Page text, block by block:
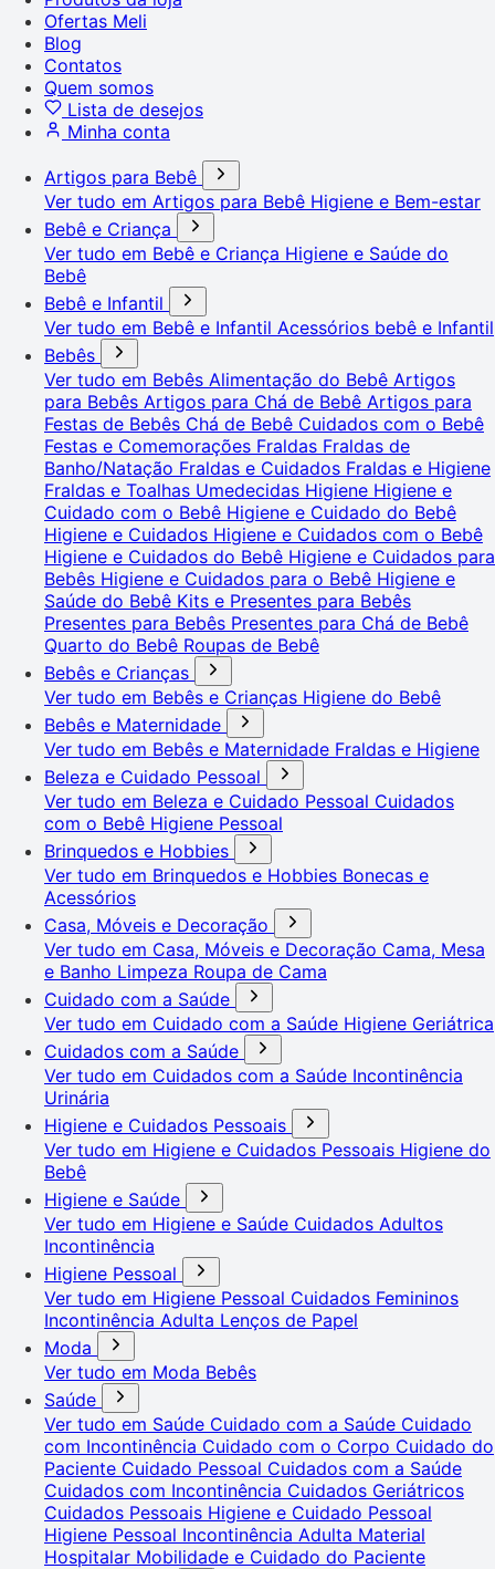
Ofertas Meli
Blog
Contatos
Quem somos
Lista de desejos
Minha conta
Artigos para Bebê
Ver tudo em Artigos para Bebê Higiene e Bem-estar
Bebê e Criança
Ver tudo em Bebê e Criança Higiene e Saúde do
Bebê
Bebê e Infantil
Ver tudo em Bebê e Infantil Acessórios bebê e Infantil
Bebês
Ver tudo em Bebês Alimentação do Bebê Artigos
para Bebês Artigos para Chá de Bebê Artigos para
Festas de Bebês Chá de Bebê Cuidados com o Bebê
Festas e Comemorações Fraldas Fraldas de
Banho/Natação Fraldas e Cuidados Fraldas e Higiene
Fraldas e Toalhas Umedecidas Higiene Higiene e
Cuidado com o Bebê Higiene e Cuidado do Bebê
Higiene e Cuidados Higiene e Cuidados com o Bebê
Higiene e Cuidados do Bebê Higiene e Cuidados para
Bebês Higiene e Cuidados para o Bebê Higiene e
Saúde do Bebê Kits e Presentes para Bebês
Presentes para Bebês Presentes para Chá de Bebê
Quarto do Bebê Roupas de Bebê
Bebês e Crianças
Ver tudo em Bebês e Crianças Higiene do Bebê
Bebês e Maternidade
Ver tudo em Bebês e Maternidade Fraldas e Higiene
Beleza e Cuidado Pessoal
Ver tudo em Beleza e Cuidado Pessoal Cuidados
com o Bebê Higiene Pessoal
Brinquedos e Hobbies
Ver tudo em Brinquedos e Hobbies Bonecas e
Acessórios
Casa, Móveis e Decoração
Ver tudo em Casa, Móveis e Decoração Cama, Mesa
e Banho Limpeza Roupa de Cama
Cuidado com a Saúde
Ver tudo em Cuidado com a Saúde Higiene Geriátrica
Cuidados com a Saúde
Ver tudo em Cuidados com a Saúde Incontinência
Urinária
Higiene e Cuidados Pessoais
Ver tudo em Higiene e Cuidados Pessoais Higiene do
Bebê
Higiene e Saúde
Ver tudo em Higiene e Saúde Cuidados Adultos
Incontinência
Higiene Pessoal
Ver tudo em Higiene Pessoal Cuidados Femininos
Incontinência Adulta Lenços de Papel
Moda
Ver tudo em Moda Bebês
Saúde
Ver tudo em Saúde Cuidado com a Saúde Cuidado
com Incontinência Cuidado com o Corpo Cuidado do
Paciente Cuidado Pessoal Cuidados com a Saúde
Cuidados com Incontinência Cuidados Geriátricos
Cuidados Pessoais Higiene e Cuidado Pessoal
Higiene Pessoal Incontinência Adulta Material
Hospitalar Mobilidade e Cuidado do Paciente